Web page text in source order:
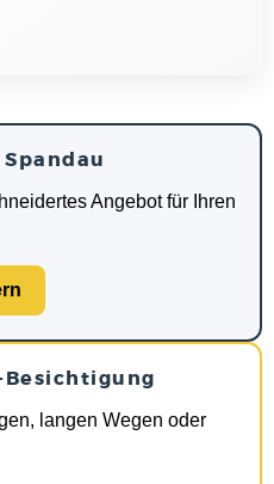
Angebot für Ihren
langen Wegen oder